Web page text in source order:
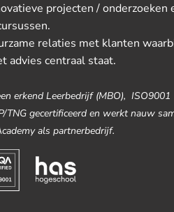
projecten / onderzoeken
relaties met klanten
advies centraal staat.
erkend Leerbedrijf (MBO), ISO9001
TNG gecertificeerd en werkt nauw
als partnerbedrijf.